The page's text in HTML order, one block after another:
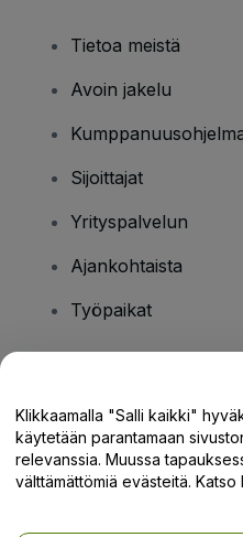
Tietoa meistä
Avoin jakelu
Sijoittajat
Yrityspalvelun
Ajankohtaista
Työpaikat
Tukikeskus / Ota
Klikkaamalla "Salli kaikki"
käytetään parantamaan
relevanssia. Muussa
välttämättömiä evästeitä. Katso